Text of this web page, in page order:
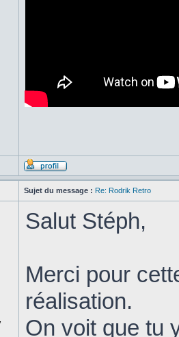
Sujet du message : Re: Rodrik Retro
Salut Stéph,
Merci pour
réalisation.
On voit que tu